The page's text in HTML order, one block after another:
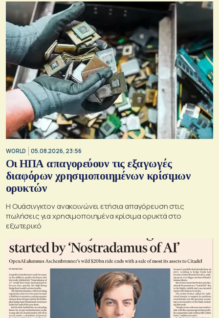
WORLD 05.08.2026, 23:56
Οι ΗΠΑ απαγορεύουν τις εξαγωγές
διαφόρων χρησιμοποιημένων κρίσιμων
ορυκτών
Η Ουάσινγκτον ανακοινώνει ετήσια απαγόρευση στις
πωλήσεις για χρησιμοποιημένα κρίσιμα ορυκτά στο
εξωτερικό